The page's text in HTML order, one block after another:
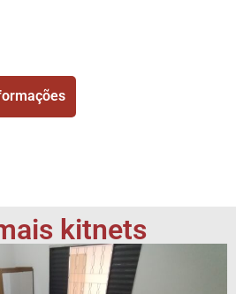
kitnets